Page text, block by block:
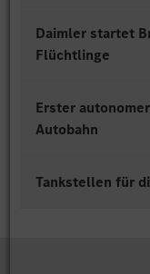
Daimler startet
Flüchtlinge
Erster
Autobahn
Tankstellen für